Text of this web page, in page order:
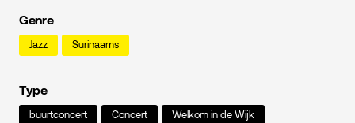
Genre
Jazz Surinaams
Type
buurtconcert Concert Welkom in de Wijk